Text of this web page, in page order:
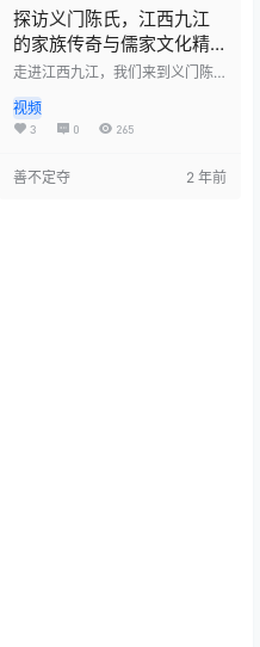
探访义门陈氏，江西九江
的家族传奇与儒家文化精
神
走进江西九江，我们来到义门陈
下传奇的家族。他们以孝义治
家，传承了三百余年，被誉为“天
聚力和亲情，孝顺父母、尊敬长
辈、团结兄弟、爱护子女，成为
视频
3 0 265
善不定夺 2 年前